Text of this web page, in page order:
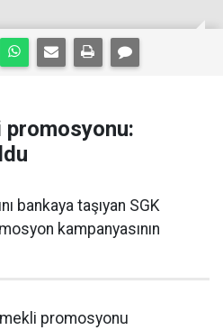
promosyonu:
bankaya taşıyan SGK
kampanyasının
promosyonu